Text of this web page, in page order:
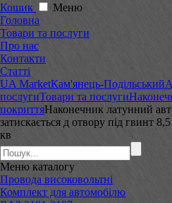
Кошик
Меню
Головна
Товари та послуги
Про нас
Контакти
Статті
UA MarketКам'янець-Подільський
послугиТовари та послуги
покриттяНаконечник латунний
затискається д отвору під гвинт
кв
Меню каталогу
Провода високовольтні
Комплект для автомобілю